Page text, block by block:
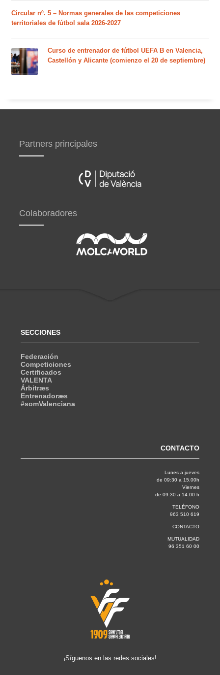
Circular nº. 5 – Normas generales de las competiciones
territoriales de fútbol sala 2026-2027
Curso de entrenador de fútbol UEFA B en Valencia,
Castellón y Alicante (comienzo el 20 de septiembre)
Partners principales
Colaboradores
SECCIONES
Federación
Competiciones
Certificados
VALENTA
Árbitræs
Entrenadoræs
#somValenciana
CONTACTO
Lunes a jueves
de 09:30 a 15.00h
Viernes
de 09:30 a 14.00 h
TELÉFONO
963 510 619
CONTACTO
MUTUALIDAD
96 351 60 00
¡Síguenos en las redes sociales!